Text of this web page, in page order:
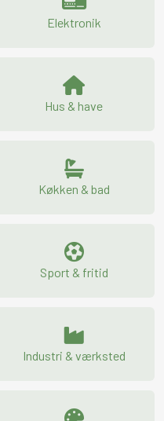
Elektronik
Hus & have
Køkken & bad
Sport & fritid
Industri & værksted